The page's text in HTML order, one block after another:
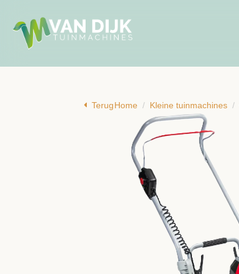
TerugHome Kleine tuinmachines